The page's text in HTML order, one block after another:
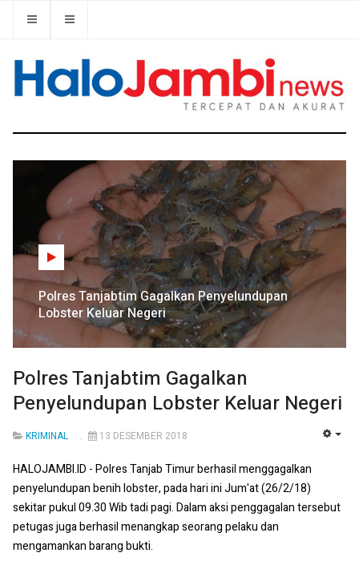
Polres Tanjabtim Gagalkan Penyelundupan
Lobster Keluar Negeri
Polres Tanjabtim Gagalkan
Penyelundupan Lobster Keluar Negeri
KRIMINAL 13 DESEMBER 2018
HALOJAMBI.ID - Polres Tanjab Timur berhasil menggagalkan
penyelundupan benih lobster, pada hari ini Jum'at (26/2/18)
sekitar pukul 09.30 Wib tadi pagi. Dalam aksi penggagalan tersebut
petugas juga berhasil menangkap seorang pelaku dan
mengamankan barang bukti.